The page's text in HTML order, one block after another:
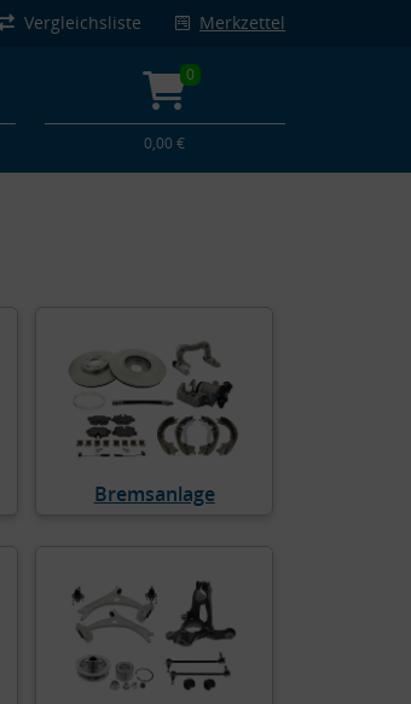
Vergleichsliste Merkzettel
0
0,00 €
Bremsanlage